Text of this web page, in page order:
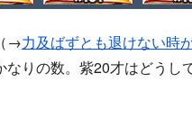
→力及ばずとも退けない時
りの数。紫20才はどうし